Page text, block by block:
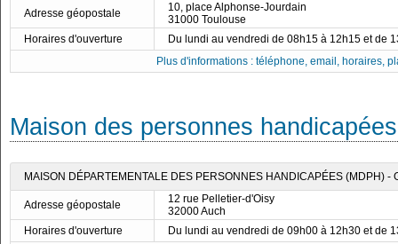
Adresse géopostale
10, place Alphonse-Jourdain
31000 Toulouse
Horaires d'ouverture
Du lundi au vendredi de 08h15 à 12h15 et de
Plus d'informations : téléphone, email, horaires,
Maison des personnes
MAISON DÉPARTEMENTALE DES PERSONNES HANDICAPÉES (MDPH) -
Adresse géopostale
12 rue Pelletier-d'Oisy
32000 Auch
Horaires d'ouverture
Du lundi au vendredi de 09h00 à 12h30 et de